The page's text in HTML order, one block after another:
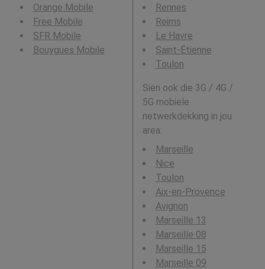
Orange Mobile
Free Mobile
SFR Mobile
Bouygues Mobile
Rennes
Reims
Le Havre
Saint-Étienne
Toulon
Sien ook die 3G / 4G /
5G mobiele
netwerkdekking in jou
area:
Marseille
Nice
Toulon
Aix-en-Provence
Avignon
Marseille 13
Marseille 08
Marseille 15
Marseille 09